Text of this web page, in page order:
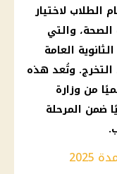
أمام الطلاب لاختيار
الصحة، والتي
العامة
وتُعد هذه
من وزارة
ضمن المرحلة